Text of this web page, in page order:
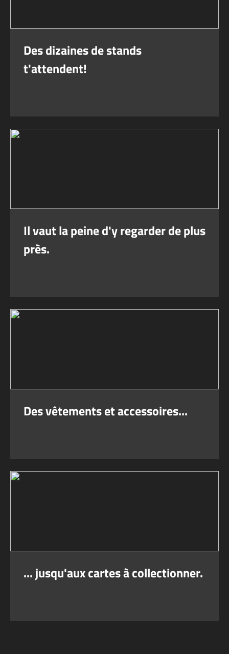
Des dizaines de stands
t'attendent!
Il vaut la peine d'y regarder de plus
près.
Des vêtements et accessoires...
... jusqu'aux cartes à collectionner.